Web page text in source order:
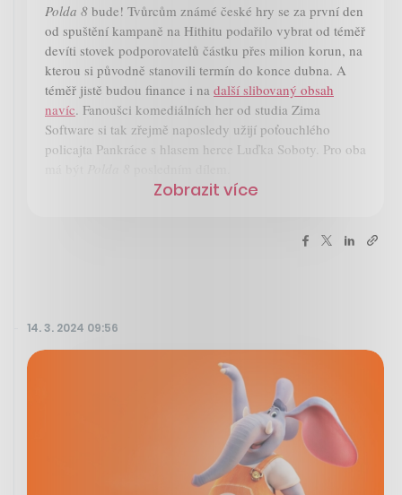
Polda 8 bude! Tvůrcům známé české hry se za první den
od spuštění kampaně na Hithitu podařilo vybrat od téměř
devíti stovek podporovatelů částku přes milion korun, na
kterou si původně stanovili termín do konce dubna. A
téměř jistě budou finance i na další slibovaný obsah
navíc. Fanoušci komediálních her od studia Zima
Software si tak zřejmě naposledy užijí poťouchlého
policajta Pankráce s hlasem herce Luďka Soboty. Pro oba
Zobrazit více
14. 3. 2024 09:56